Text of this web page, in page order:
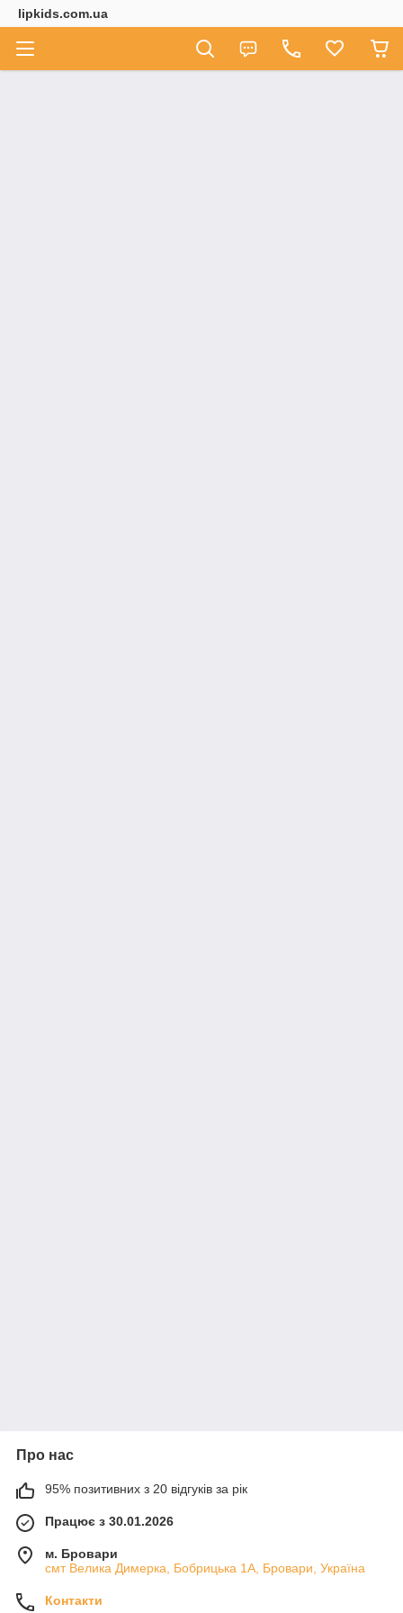
lipkids.com.ua
Про нас
95% позитивних з 20 відгуків за рік
Працює з 30.01.2026
м. Бровари
смт Велика Димерка, Бобрицька 1А, Бровари, Україна
Контакти